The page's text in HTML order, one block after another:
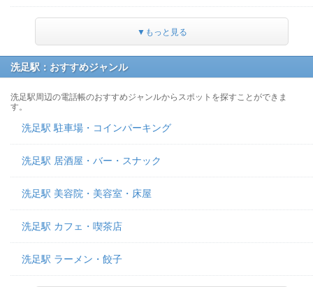
▼もっと見る
洗足駅：おすすめジャンル
洗足駅周辺の電話帳のおすすめジャンルからスポットを探すことができま
す。
洗足駅 駐車場・コインパーキング
洗足駅 居酒屋・バー・スナック
洗足駅 美容院・美容室・床屋
洗足駅 カフェ・喫茶店
洗足駅 ラーメン・餃子